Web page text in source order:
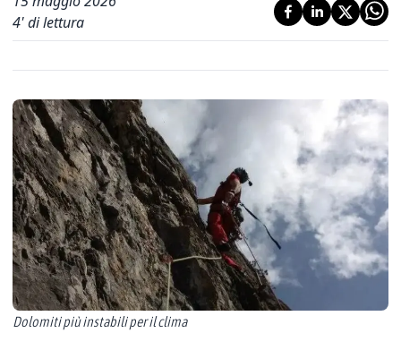
4' di lettura
Dolomiti più instabili per il clima